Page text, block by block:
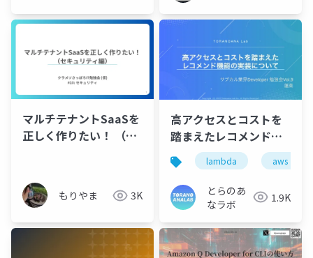
マルチテナントSaaSを
正しく作りたい！ （セ
もりやま 3K
高アクセスとコストを
踏まえたレコメンド機
能の実装について
lambda aws
とらのあ
なラボ
1.9K